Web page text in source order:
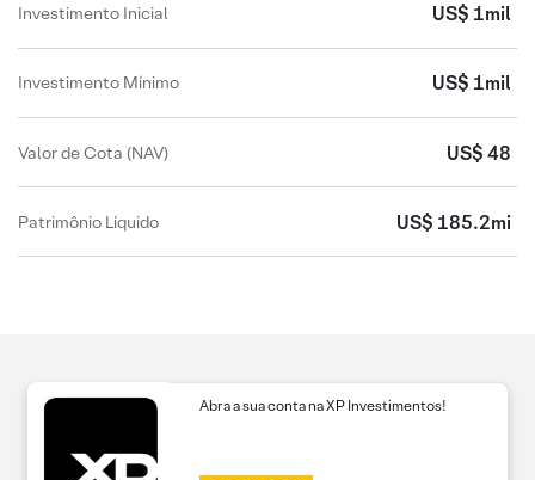
Investimento Inicial US$ 1mil
Investimento Mínimo US$ 1mil
Valor de Cota (NAV) US$ 48
Patrimônio Líquido US$ 185.2mi
Abra a sua conta na XP Investimentos!